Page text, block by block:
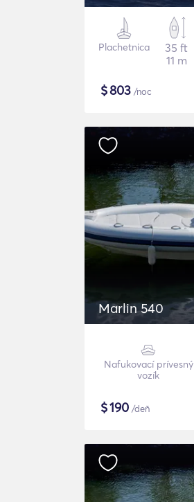
Plachetnica
35 ft
11 m
$803 /noc
Marlin 540
Nafukovací prívesný
vozík
$190 /deň